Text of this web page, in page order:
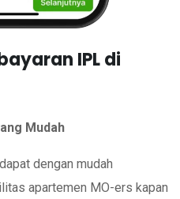
IPL di
Mudah
dengan mudah
apartemen MO-ers kapan